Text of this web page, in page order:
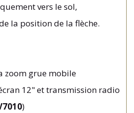
vers le sol,
la position de la flèche.
zoom grue mobile
12" et transmission radio
)